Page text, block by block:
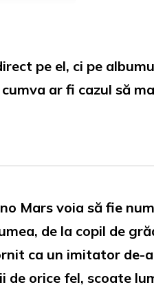
pe el, ci pe
ar fi cazul să
Mars voia să fie
de la copil de
ca un imitator de-
de orice fel, scoate